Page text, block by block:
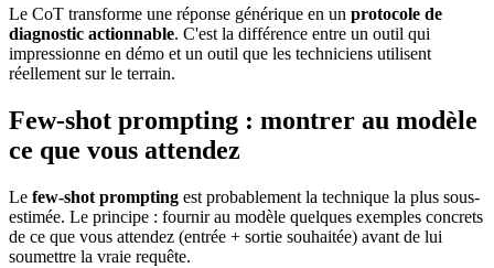
Le CoT transforme une réponse générique en un protocole de
diagnostic actionnable. C'est la différence entre un outil qui
impressionne en démo et un outil que les techniciens utilisent
réellement sur le terrain.
Few-shot prompting : montrer au modèle
ce que vous attendez
Le few-shot prompting est probablement la technique la plus sous-
estimée. Le principe : fournir au modèle quelques exemples concrets
de ce que vous attendez (entrée + sortie souhaitée) avant de lui
soumettre la vraie requête.